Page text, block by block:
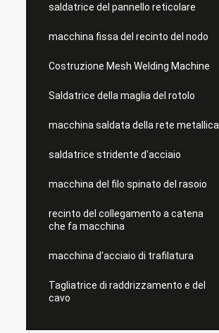
saldatrice del pannello reticolare
macchina fissa del recinto del nodo
Costruzione Mesh Welding Machine
Saldatrice della maglia del rotolo
macchina saldata della rete metallica
saldatrice stridente d'acciaio
macchina del filo spinato del rasoio
recinto del collegamento a catena
che fa macchina
macchina d'acciaio di trafilatura
Tagliatrice di raddrizzamento e del
cavo